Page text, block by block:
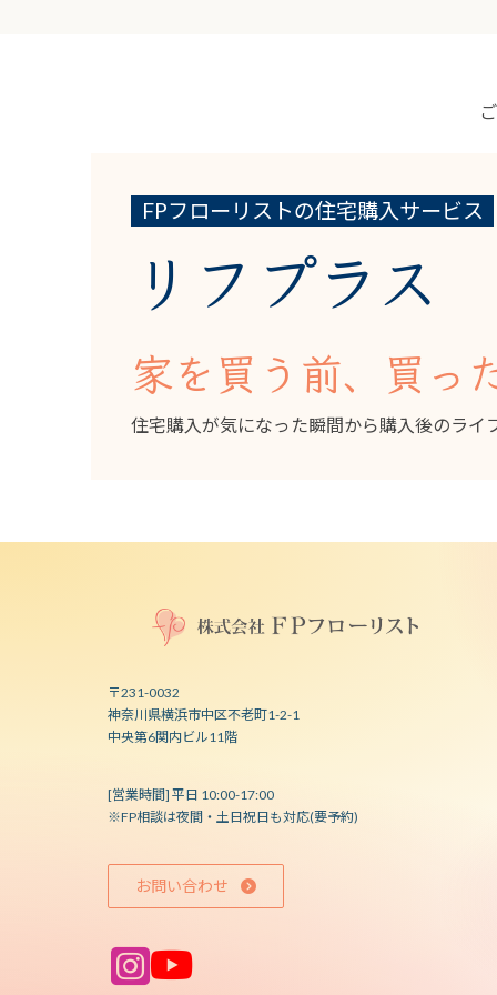
FPフローリストの住宅購入サービス
リフプラス
家を買う前、買っ
住宅購入が気になった瞬間から購入後のライ
〒231-0032
神奈川県横浜市中区不老町1-2-1
中央第6関内ビル11階
[営業時間] 平日 10:00-17:00
※FP相談は夜間・土日祝日も対応(要予約)
お問い合わせ
ア
イ
コ
ン
ア
イ
コ